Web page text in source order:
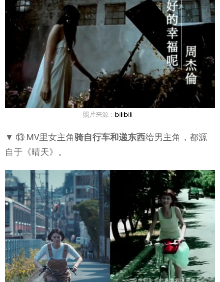
照片来源： bilibili
▼ ⑬ MV里女主角骑自行车和递东西给男主角，都源
自于《晴天》。